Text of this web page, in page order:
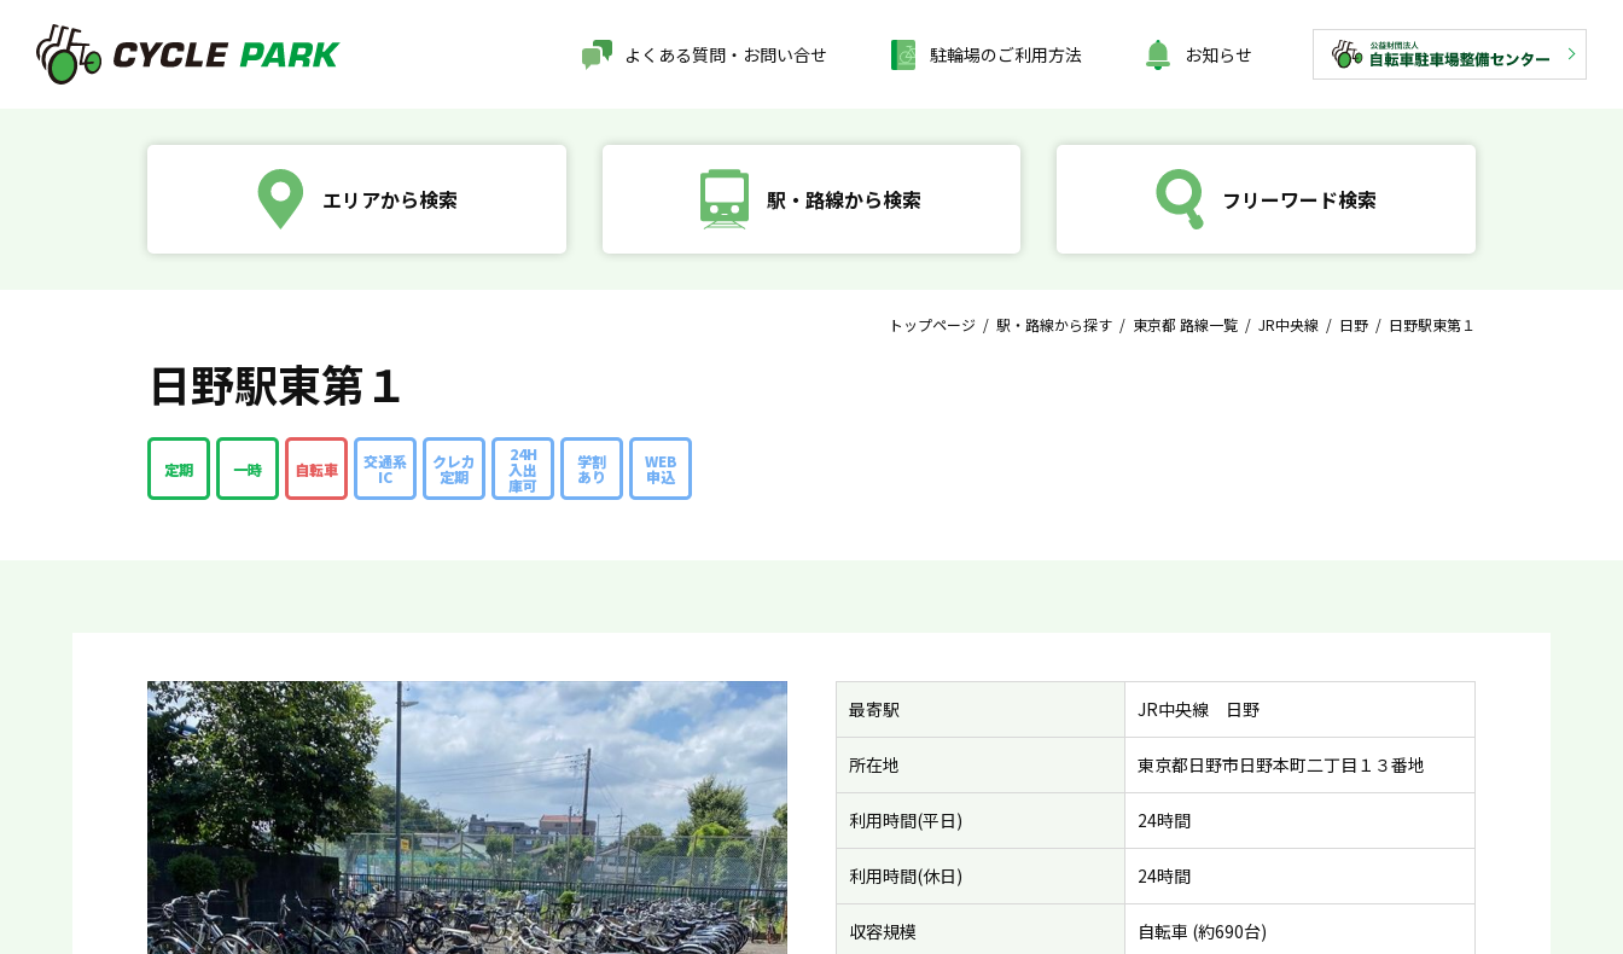
よくある質問・お問い合せ 駐輪場のご利用方法 お知らせ
エリアから検索 駅・路線から検索 フリーワード検索
トップページ / 駅・路線から探す / 東京都 路線一覧 / JR中央線 / 日野 / 日野駅東第１
日野駅東第１
定期 一時 自転車 交通系
IC
クレカ
定期
24H
入出
庫可
学割
あり
WEB
申込
最寄駅 JR中央線 日野
所在地 東京都日野市日野本町二丁目１３番地
利用時間(平日) 24時間
利用時間(休日) 24時間
収容規模 自転車 (約690台)